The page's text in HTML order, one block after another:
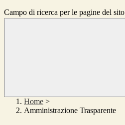
Campo di ricerca per le pagine del sito
Home >
Amministrazione Trasparente